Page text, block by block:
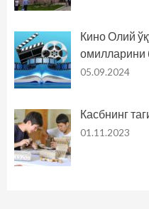
Кино Олий
омилларини
05.09.2024
Касбнинг
01.11.2023